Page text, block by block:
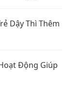
Dậy Thì Thêm
Động Giúp